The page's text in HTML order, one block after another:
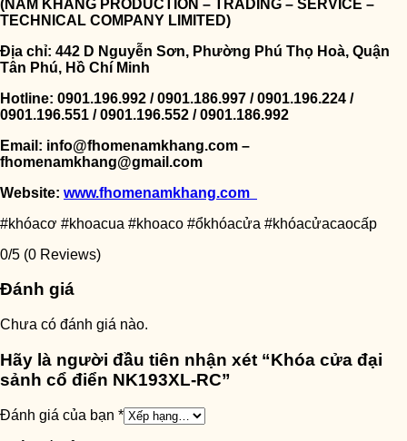
(NAM KHANG PRODUCTION – TRADING – SERVICE –
TECHNICAL COMPANY LIMITED)
Địa chỉ: 442 D Nguyễn Sơn, Phường Phú Thọ Hoà, Quận
Tân Phú, Hồ Chí Minh
Hotline: 0901.196.992 / 0901.186.997 / 0901.196.224 /
0901.196.551 / 0901.196.552 / 0901.186.992
Email: info@fhomenamkhang.com –
fhomenamkhang@gmail.com
Website: www.fhomenamkhang.com
#khóacơ #khoacua #khoaco #ổkhóacửa #khóacửacaocấp
0/5 (0 Reviews)
Đánh giá
Chưa có đánh giá nào.
Hãy là người đầu tiên nhận xét “Khóa cửa đại
sảnh cổ điển NK193XL-RC”
Đánh giá của bạn *